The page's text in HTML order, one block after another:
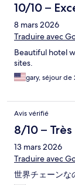
10/10 –
8 mars 2026
Traduire avec
Beautiful hotel
sites.
gary, séjour de
Avis vérifié
8/10 –
13 mars 2026
Traduire avec
世界チェーンな